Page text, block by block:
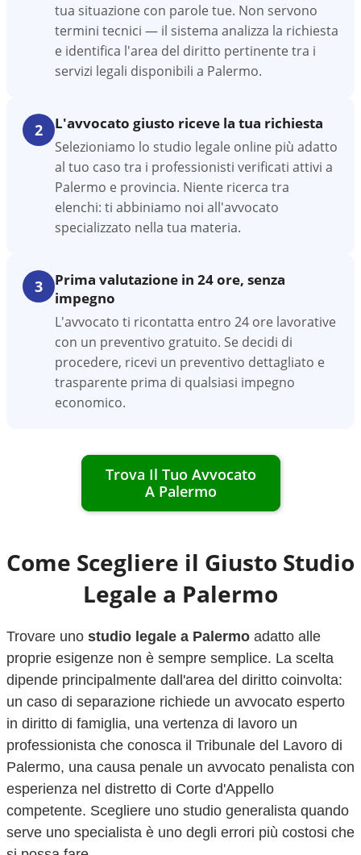
tua situazione con parole tue. Non servono
termini tecnici — il sistema analizza la richiesta
e identifica l'area del diritto pertinente tra i
servizi legali disponibili a Palermo.
2 L'avvocato giusto riceve la tua richiesta
Selezioniamo lo studio legale online più adatto
al tuo caso tra i professionisti verificati attivi a
Palermo e provincia. Niente ricerca tra
elenchi: ti abbiniamo noi all'avvocato
specializzato nella tua materia.
3
Prima valutazione in 24 ore, senza
impegno
L'avvocato ti ricontatta entro 24 ore lavorative
con un preventivo gratuito. Se decidi di
procedere, ricevi un preventivo dettagliato e
trasparente prima di qualsiasi impegno
economico.
Trova Il Tuo Avvocato
A Palermo
Come Scegliere il Giusto Studio
Legale a Palermo
Trovare uno studio legale a Palermo adatto alle
proprie esigenze non è sempre semplice. La scelta
dipende principalmente dall'area del diritto coinvolta:
un caso di separazione richiede un avvocato esperto
in diritto di famiglia, una vertenza di lavoro un
professionista che conosca il Tribunale del Lavoro di
Palermo, una causa penale un avvocato penalista con
esperienza nel distretto di Corte d'Appello
competente. Scegliere uno studio generalista quando
serve uno specialista è uno degli errori più costosi che